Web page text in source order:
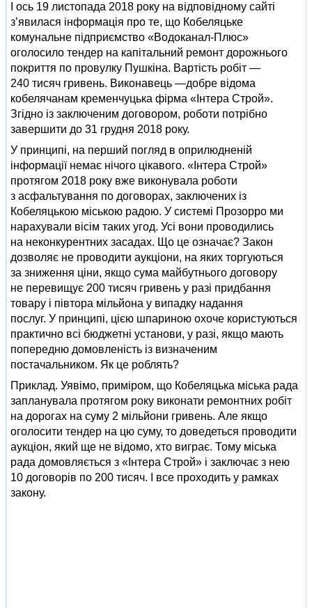
І ось 19 листопада 2018 року на відповідному сайті
з’явилася інформація про те, що Кобеляцьке
комунальне підприємство «Водоканал-Плюс»
оголосило тендер на капітальний ремонт дорожнього
покриття по провулку Пушкіна. Вартість робіт —
240 тисяч гривень. Виконавець —добре відома
кобелячанам кременчуцька фірма «Інтера Строй».
Згідно із заключеним договором, роботи потрібно
завершити до 31 грудня 2018 року.
У принципі, на перший погляд в оприлюдненій
інформації немає нічого цікавого. «Інтера Строй»
протягом 2018 року вже виконувала роботи
з асфальтування по договорах, заключених із
Кобеляцькою міською радою. У системі Прозорро ми
нарахували вісім таких угод. Усі вони проводились
на неконкурентних засадах. Що це означає? Закон
дозволяє не проводити аукціони, на яких торгуються
за зниження ціни, якщо сума майбутнього договору
не перевищує 200 тисяч гривень у разі придбання
товару і півтора мільйона у випадку надання
послуг. У принципі, цією шпариною охоче користуються
практично всі бюджетні установи, у разі, якщо мають
попередню домовленість із визначеним
постачальником. Як це роблять?
Приклад. Уявімо, приміром, що Кобеляцька міська рада
запланувала протягом року виконати ремонтних робіт
на дорогах на суму 2 мільйони гривень. Але якщо
оголосити тендер на цю суму, то доведеться проводити
аукціон, який ще не відомо, хто виграє. Тому міська
рада домовляється з «Інтера Строй» і заключає з нею
10 договорів по 200 тисяч. І все проходить у рамках
закону.